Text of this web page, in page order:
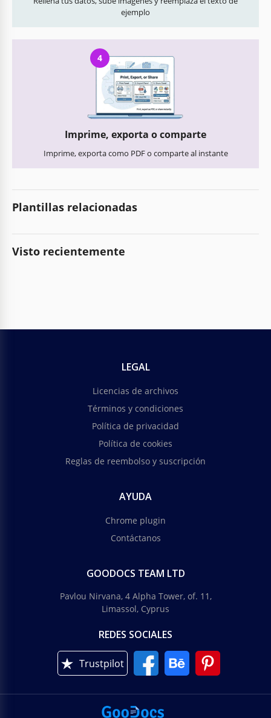
ejemplo
4
Imprime, exporta o comparte
Imprime, exporta como PDF o comparte al instante
Plantillas relacionadas
Visto recientemente
LEGAL
Licencias de archivos
Términos y condiciones
Política de privacidad
Política de cookies
Reglas de reembolso y suscripción
AYUDA
Chrome plugin
Contáctanos
GOODOCS TEAM LTD
Pavlou Nirvana, 4 Alpha Tower, of. 11,
Limassol, Cyprus
REDES SOCIALES
Trustpilot